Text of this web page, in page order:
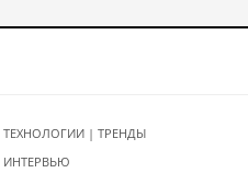
ТЕХНОЛОГИИ | ТРЕНДЫ
ИНТЕРВЬЮ